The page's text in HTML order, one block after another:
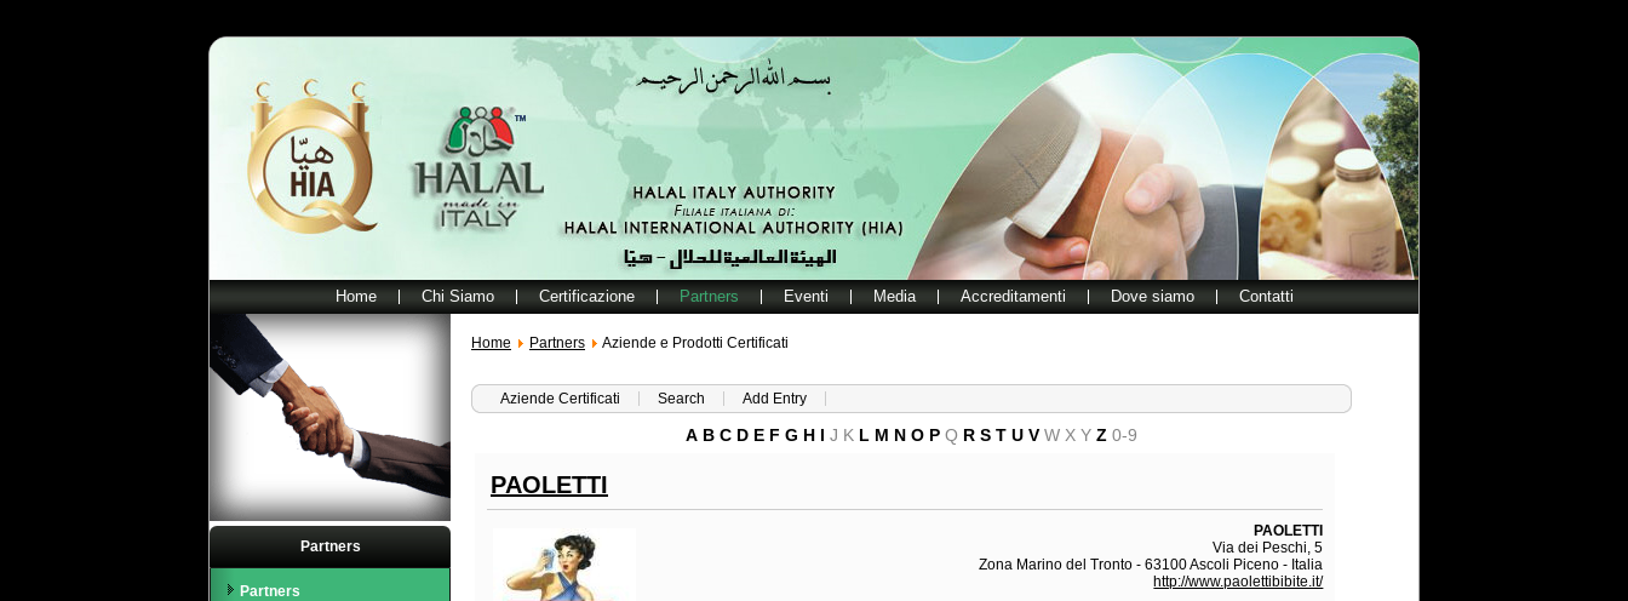
Home Chi Siamo Certificazione Partners Eventi Media Accreditamenti Dove siamo Contatti
Partners
Partners
Home Partners Aziende e Prodotti Certificati
Aziende Certificati Search Add Entry
A B C D E F G H I J K L M N O P Q R S T U V W X Y Z 0-9
PAOLETTI
PAOLETTI
Via dei Peschi, 5
Zona Marino del Tronto - 63100 Ascoli Piceno - Italia
http://www.paolettibibite.it/